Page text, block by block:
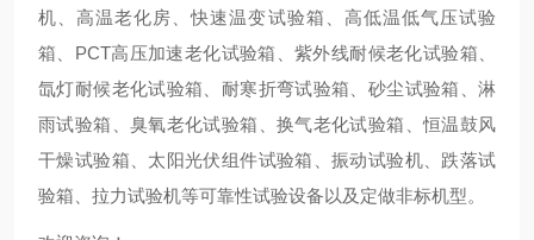
机、高温老化房、快速温变试验箱、高低温低气压试验
箱、PCT高压加速老化试验箱、紫外线耐候老化试验箱、
氙灯耐候老化试验箱、耐寒折弯试验箱、砂尘试验箱、淋
雨试验箱、臭氧老化试验箱、换气老化试验箱、恒温鼓风
干燥试验箱、太阳光伏组件试验箱、振动试验机、跌落试
验箱、拉力试验机等可靠性试验设备以及定做非标机型。